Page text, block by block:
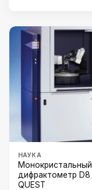
НАУКА
Монокристальный
дифрактометр D8
QUEST